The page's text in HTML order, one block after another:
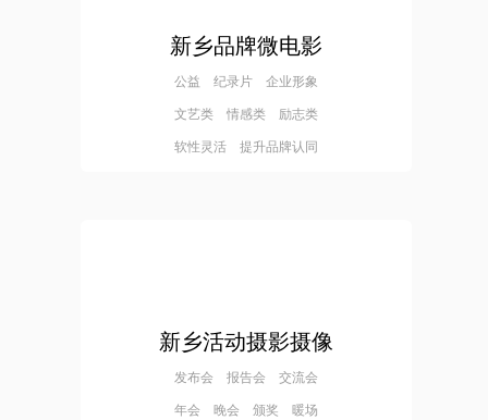
新乡品牌微电影
公益 纪录片 企业形象
文艺类 情感类 励志类
软性灵活 提升品牌认同
新乡活动摄影摄像
发布会 报告会 交流会
年会 晚会 颁奖 暖场